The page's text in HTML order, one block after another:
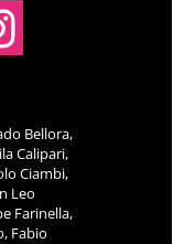
Bellora,
Calipari,
Ciambi,
Leo
Farinella,
Fabio